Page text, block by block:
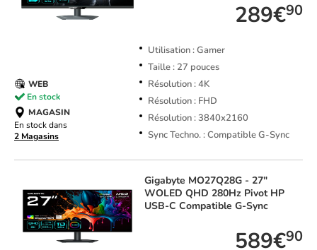
289€90
Utilisation : Gamer
Taille : 27 pouces
Résolution : 4K
Résolution : FHD
Résolution : 3840x2160
Sync Techno. : Compatible G-Sync
WEB
En stock
MAGASIN
En stock dans
2 Magasins
Gigabyte MO27Q28G - 27"
WOLED QHD 280Hz Pivot HP
USB-C Compatible G-Sync
589€90